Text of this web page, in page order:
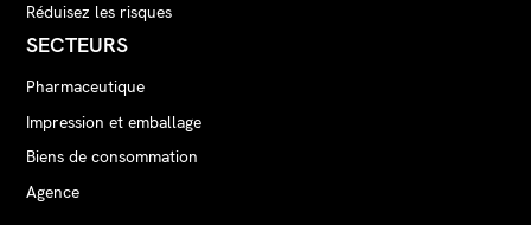
Réduisez les risques
SECTEURS
Pharmaceutique
Impression et emballage
Biens de consommation
Agence